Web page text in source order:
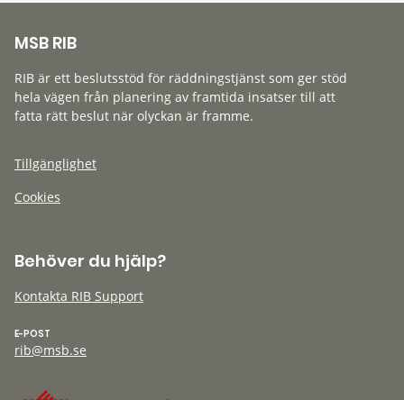
MSB RIB
RIB är ett beslutsstöd för räddningstjänst som ger stöd
hela vägen från planering av framtida insatser till att
fatta rätt beslut när olyckan är framme.
Tillgänglighet
Cookies
Behöver du hjälp?
Kontakta RIB Support
E-POST
rib@msb.se